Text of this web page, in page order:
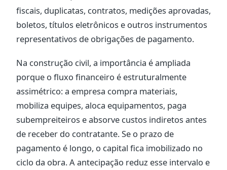
fiscais, duplicatas, contratos, medições aprovadas,
boletos, títulos eletrônicos e outros instrumentos
representativos de obrigações de pagamento.
Na construção civil, a importância é ampliada
porque o fluxo financeiro é estruturalmente
assimétrico: a empresa compra materiais,
mobiliza equipes, aloca equipamentos, paga
subempreiteiros e absorve custos indiretos antes
de receber do contratante. Se o prazo de
pagamento é longo, o capital fica imobilizado no
ciclo da obra. A antecipação reduz esse intervalo e